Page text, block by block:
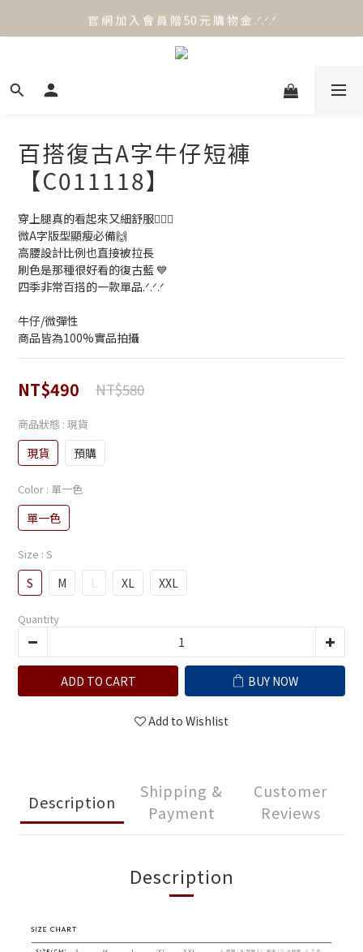
官 網 加 入 會 員 贈 50 元 購 物 金 .ᐟ.ᐟ.ᐟ
官 網 加 入 會 員 贈 50 元 購 物 金 .ᐟ.ᐟ.ᐟ
⟡.·*. 滿 NT.1000 免 運 費 ꔛ♡
百搭復古A字牛仔短褲
【C011118】
穿上腿真的看起來又細舒服🙋🏼‍♀️
微A字版型顯瘦必備🙌
高腰設計比例也直接被拉長
刷色是那種很好看的復古藍 💙
四季非常百搭的一款單品.ᐟ.ᐟ.ᐟ
牛仔/微彈性
商品皆為100%實品拍攝
NT$490 NT$580
商品狀態 : 現貨
現貨 預購
Color : 單一色
單一色
Size : S
S M L XL XXL
Quantity
ADD TO CART BUY NOW
Add to Wishlist
Description
Shipping &
Payment
Customer
Reviews
Description